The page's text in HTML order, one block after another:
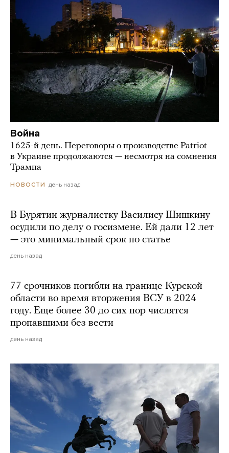
Война
1625-й день. Переговоры о производстве Patriot
в Украине продолжаются — несмотря на сомнения
Трампа
НОВОСТИ день назад
В Бурятии журналистку Василису Шишкину
осудили по делу о госизмене. Ей дали 12 лет
— это минимальный срок по статье
день назад
77 срочников погибли на границе Курской
области во время вторжения ВСУ в 2024
году. Еще более 30 до сих пор числятся
пропавшими без вести
день назад